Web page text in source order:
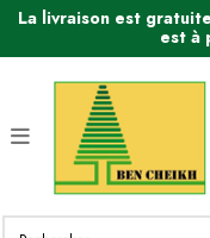
La livraison est
est à